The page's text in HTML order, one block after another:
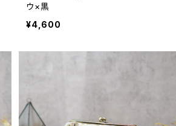
ウ×黒
¥4,600